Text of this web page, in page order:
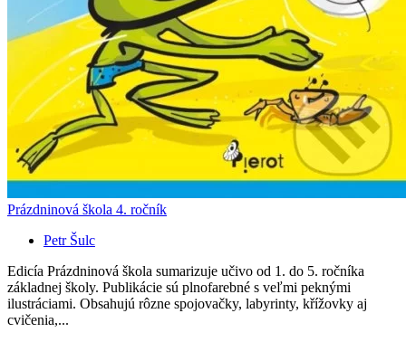
Prázdninová škola 4. ročník
Petr Šulc
Edicía Prázdninová škola sumarizuje učivo od 1. do 5. ročníka
základnej školy. Publikácie sú plnofarebné s veľmi peknými
ilustráciami. Obsahujú rôzne spojovačky, labyrinty, křížovky aj
cvičenia,...